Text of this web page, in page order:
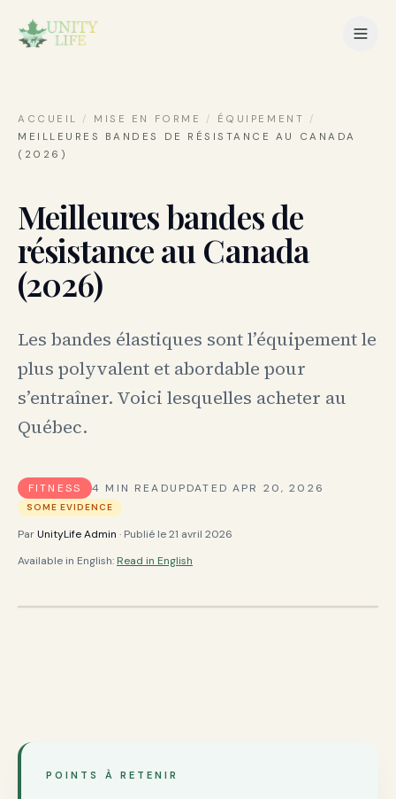
ACCUEIL / MISE EN FORME / ÉQUIPEMENT /
MEILLEURES BANDES DE RÉSISTANCE AU CANADA
(2026)
Meilleures bandes de
résistance au Canada
(2026)
Les bandes élastiques sont l’équipement le
plus polyvalent et abordable pour
s’entraîner. Voici lesquelles acheter au
Québec.
FITNESS 4 MIN READUPDATED APR 20, 2026
SOME EVIDENCE
ParUnityLife Admin · Publié le21 avril 2026
Available in English: Read in English
POINTS À RETENIR